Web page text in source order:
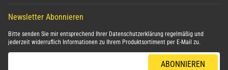
Newsletter Abonnieren
Bitte senden Sie mir entsprechend Ihrer Datenschutzerklärung regelmäßig und
jederzeit widerruflich Informationen zu Ihrem Produktsortiment per E-Mail zu.
ABONNIEREN